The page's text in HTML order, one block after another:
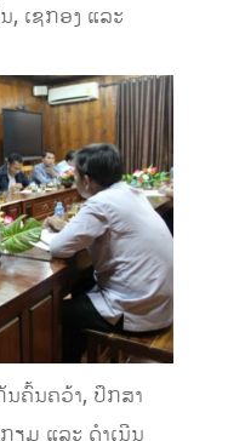
, ເຊກອງ ແລະ
ນຄວ້າ, ປຶກສາ